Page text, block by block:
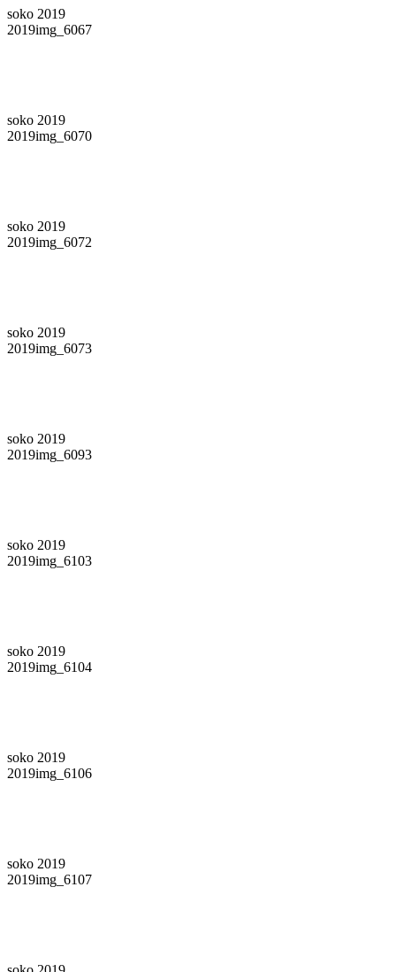
soko 2019
2019img_6067
soko 2019
2019img_6070
soko 2019
2019img_6072
soko 2019
2019img_6073
soko 2019
2019img_6093
soko 2019
2019img_6103
soko 2019
2019img_6104
soko 2019
2019img_6106
soko 2019
2019img_6107